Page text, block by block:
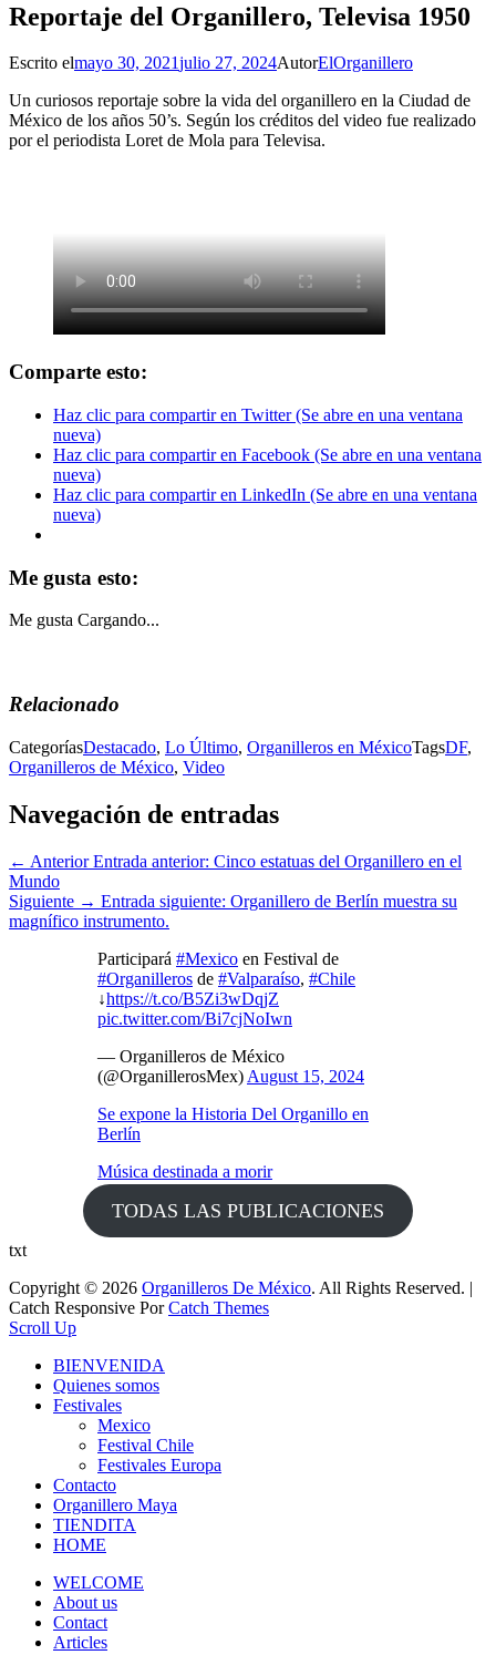
Reportaje del Organillero, Televisa 1950
Escrito elmayo 30, 2021julio 27, 2024AutorElOrganillero
Un curiosos reportaje sobre la vida del organillero en la Ciudad de
México de los años 50’s. Según los créditos del video fue realizado
por el periodista Loret de Mola para Televisa.
Comparte esto:
Haz clic para compartir en Twitter (Se abre en una ventana
nueva)
Haz clic para compartir en Facebook (Se abre en una ventana
nueva)
Haz clic para compartir en LinkedIn (Se abre en una ventana
nueva)
Me gusta esto:
Me gusta Cargando...
Relacionado
CategoríasDestacado, Lo Último, Organilleros en MéxicoTagsDF,
Organilleros de México, Video
Navegación de entradas
← Anterior Entrada anterior: Cinco estatuas del Organillero en el
Mundo
Siguiente → Entrada siguiente: Organillero de Berlín muestra su
magnífico instrumento.
Participará #Mexico en Festival de
#Organilleros de #Valparaíso, #Chile
↓https://t.co/B5Zi3wDqjZ
pic.twitter.com/Bi7cjNoIwn
— Organilleros de México
(@OrganillerosMex) August 15, 2024
Se expone la Historia Del Organillo en
Berlín
Música destinada a morir
TODAS LAS PUBLICACIONES
txt
Copyright © 2026 Organilleros De México. All Rights Reserved. |
Catch Responsive PorCatch Themes
Scroll Up
BIENVENIDA
Quienes somos
Festivales
Mexico
Festival Chile
Festivales Europa
Contacto
Organillero Maya
TIENDITA
HOME
WELCOME
About us
Contact
Articles